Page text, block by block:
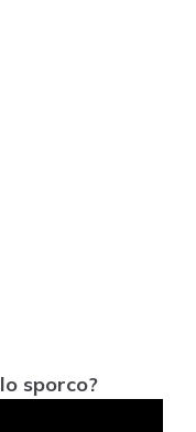
sporco?